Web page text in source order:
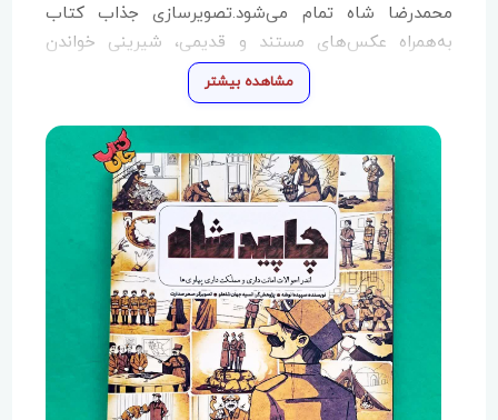
محمدرضا شاه تمام می‌شود.تصویرسازی‌ جذاب کتاب
به‌همراه عکس‌های مستند و قدیمی، شیرینی خواندن
کتاب را دوبرابر کرده است.همۀ کتاب‌خوان‌ها از نوجوان تا
بزرگسال مخاطب این کتاب هستند و بعد از خواندنش
حتما با ما هم‌نظر خواهند بود که این کتاب، فرق می‌کند
با همۀ کتاب‌های تاریخیِ دیگر.
مشاهده بیشتر